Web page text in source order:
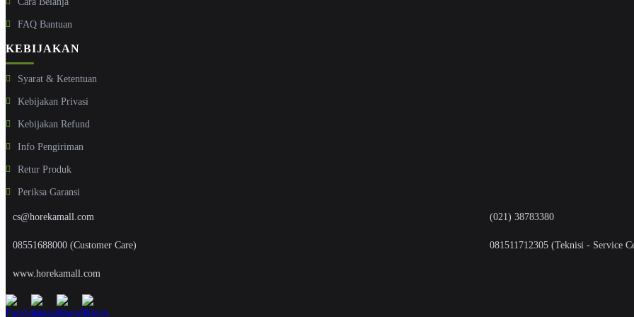
FAQ Bantuan
KEBIJAKAN
Syarat & Ketentuan
Kebijakan Privasi
Kebijakan Refund
Info Pengiriman
Retur Produk
Periksa Garansi
cs@horekamall.com (021) 38783380
08551688000 (Customer Care) 081511712305 (Teknisi - Service
www.horekamall.com